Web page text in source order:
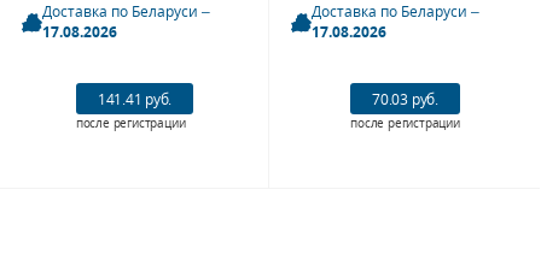
Доставка по Беларуси –
17.08.2026
141.41 руб.
после регистрации
Доставка по Беларуси –
17.08.2026
70.03 руб.
после регистрации